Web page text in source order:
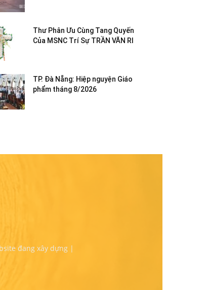
Thư Phân Ưu Cùng Tang Quyến
Của MSNC Trí Sự TRẦN VĂN RI
TP. Đà Nẵng: Hiệp nguyện Giáo
phẩm tháng 8/2026
đang xây dựng |